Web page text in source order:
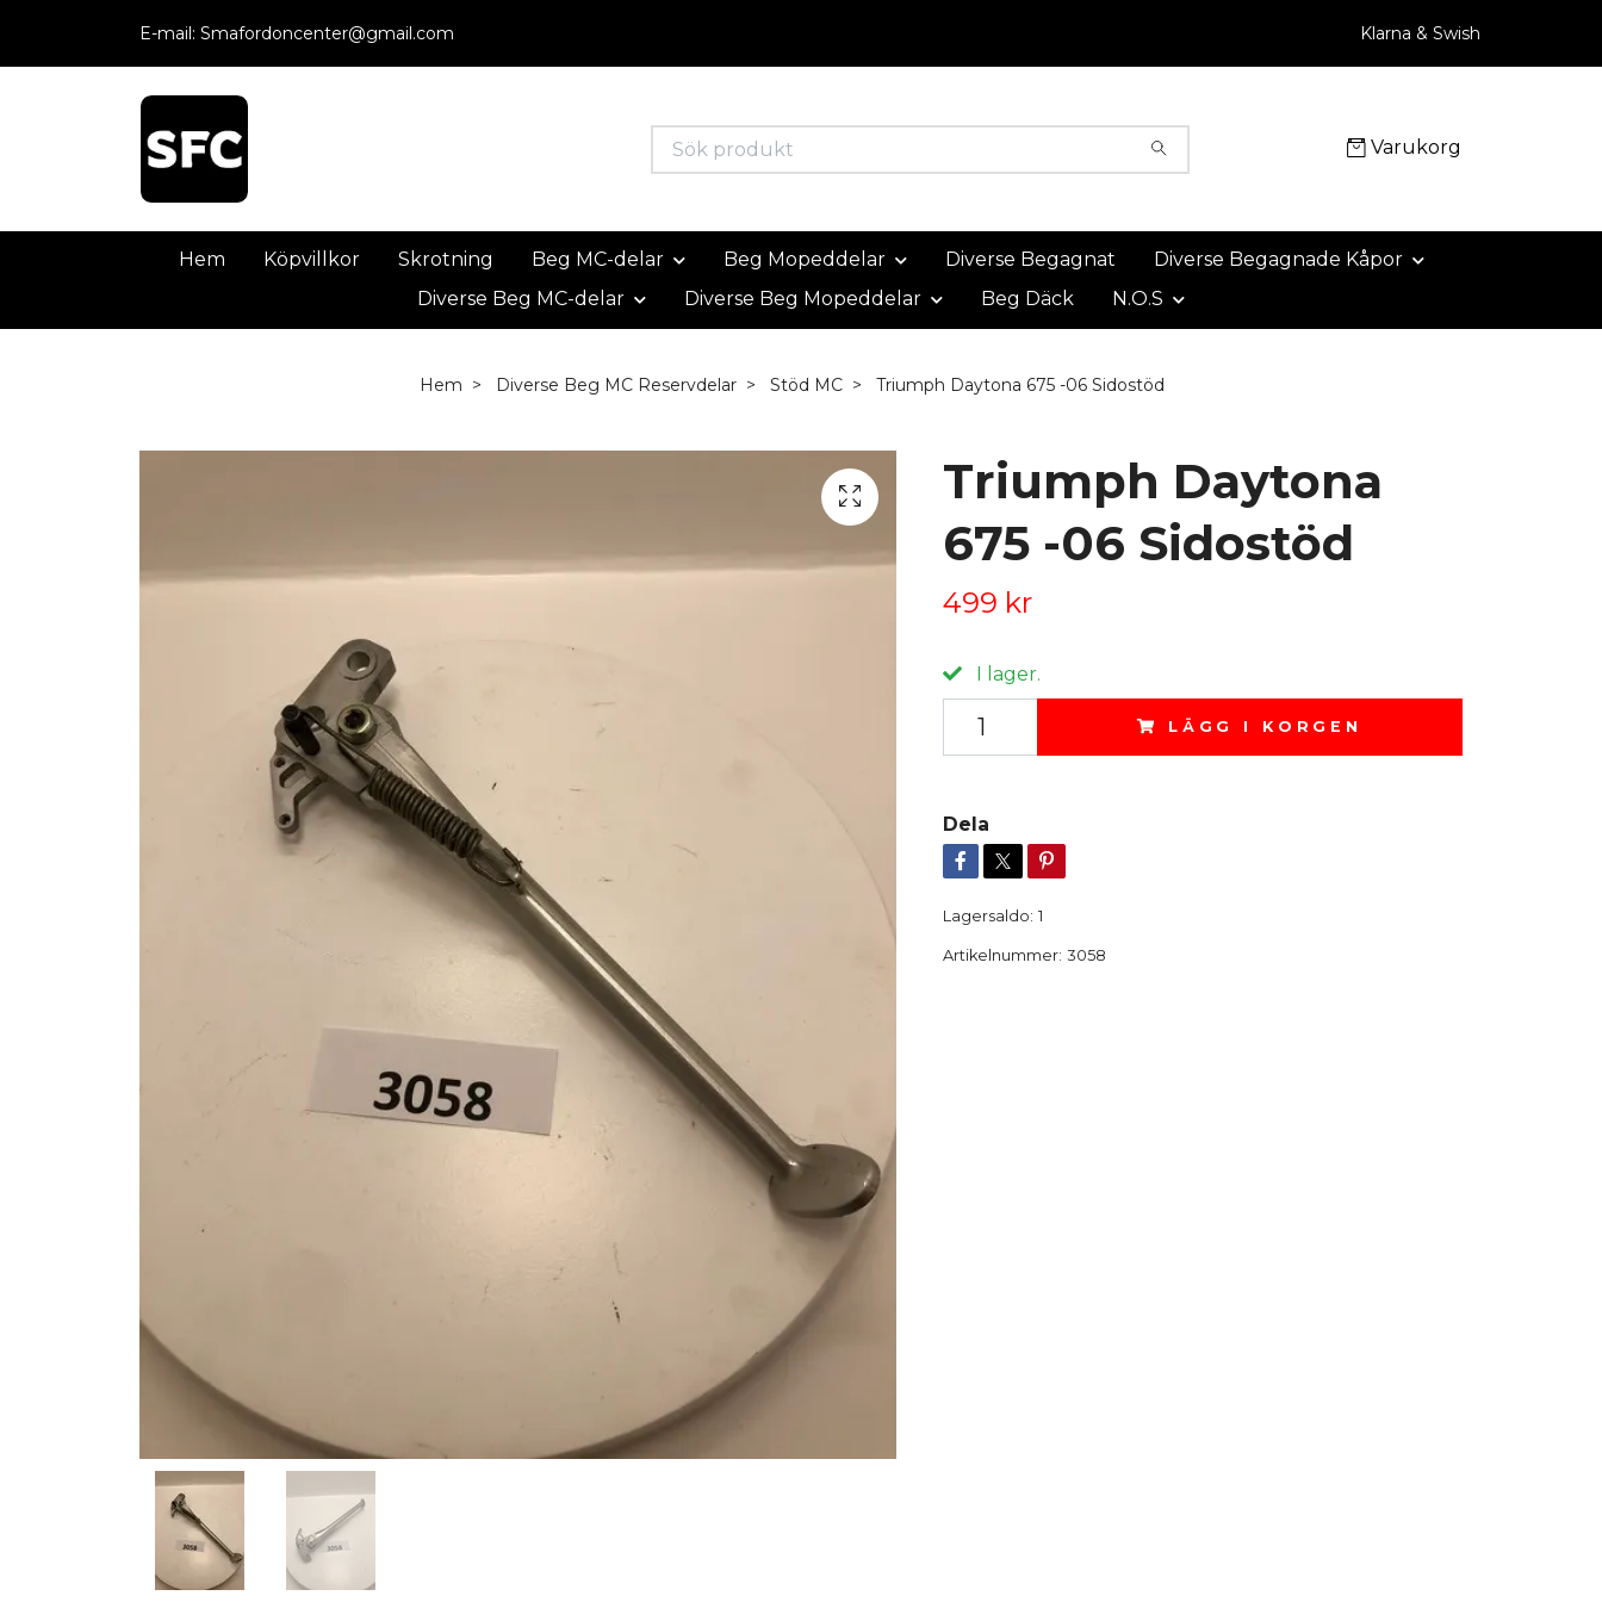
E-mail: Smafordoncenter@gmail.com Klarna & Swish
Varukorg
Hem Köpvillkor Skrotning Beg MC-delar Beg Mopeddelar Diverse Begagnat
Diverse Begagnade Kåpor
Diverse Beg MC-delar
Diverse Beg Mopeddelar Beg Däck N.O.S
Hem Diverse Beg MC Reservdelar Stöd MC Triumph Daytona 675 -06 Sidostöd
Triumph Daytona
675 -06 Sidostöd
499 kr
I lager.
LÄGG I KORGEN
Dela
Lagersaldo: 1
Artikelnummer: 3058